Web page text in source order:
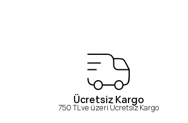
Ücretsiz Kargo
750 TL ve üzeri Ücretsiz Kargo